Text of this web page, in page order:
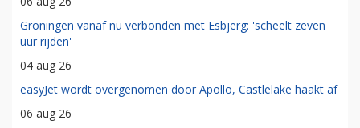
Groningen vanaf nu verbonden met Esbjerg: 'scheelt zeven
uur rijden'
04 aug 26
easyJet wordt overgenomen door Apollo, Castlelake haakt af
06 aug 26